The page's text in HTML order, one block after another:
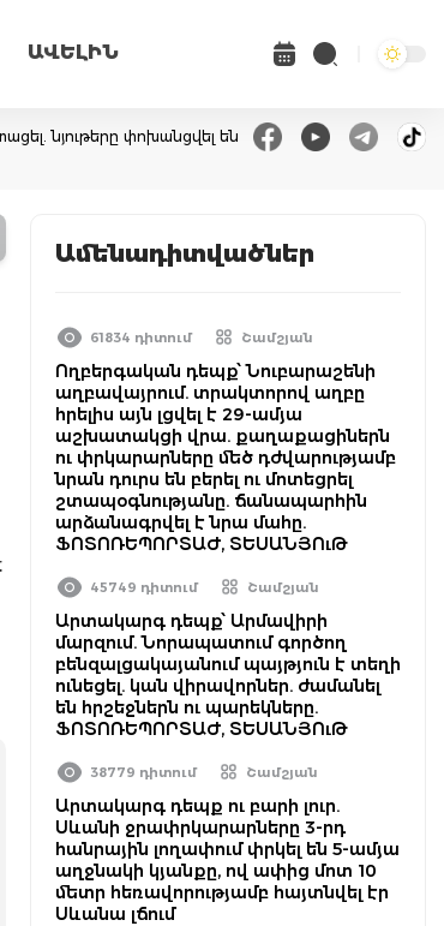
ԱՎԵԼԻՆ
նյութերը փոխանցվել են
Ամենադիտվածներ
61834 դիտում Շամշյան
Ողբերգական դեպք՝ Նուբարաշենի
աղբավայրում. տրակտորով աղբը
հրելիս այն լցվել է 29-ամյա
աշխատակցի վրա. քաղաքացիներն
ու փրկարարները մեծ դժվարությամբ
նրան դուրս են բերել ու մոտեցրել
շտապօգնությանը. ճանապարհին
արձանագրվել է նրա մահը.
ՖՈՏՈՌԵՊՈՐՏԱԺ, ՏԵՍԱՆՅՈւԹ
45749 դիտում Շամշյան
Արտակարգ դեպք՝ Արմավիրի
մարզում. Նորապատում գործող
բենզալցակայանում պայթյուն է տեղի
ունեցել. կան վիրավորներ. ժամանել
են հրշեջներն ու պարեկները.
ՖՈՏՈՌԵՊՈՐՏԱԺ, ՏԵՍԱՆՅՈւԹ
38779 դիտում Շամշյան
Արտակարգ դեպք ու բարի լուր.
Սևանի ջրափրկարարները 3-րդ
հանրային լողափում փրկել են 5-ամյա
աղջնակի կյանքը, ով ափից մոտ 10
մետր հեռավորությամբ հայտնվել էր
Սևանա լճում